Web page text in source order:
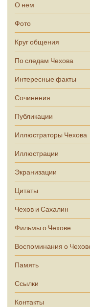
О нем
Фото
Круг общения
По следам Чехова
Интересные факты
Сочинения
Публикации
Иллюстраторы Чехова
Иллюстрации
Экранизации
Цитаты
Чехов и Сахалин
Фильмы о Чехове
Воспоминания о
Память
Ссылки
Контакты